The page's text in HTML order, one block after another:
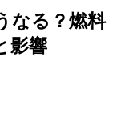
なる？燃料
影響